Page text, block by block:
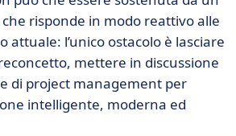
risponde in modo reattivo alle
attuale: l’unico ostacolo è lasciare
mettere in discussione
di project management per
intelligente, moderna ed